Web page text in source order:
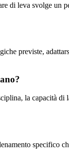
di leva svolge un
previste,
la capacità
specifico